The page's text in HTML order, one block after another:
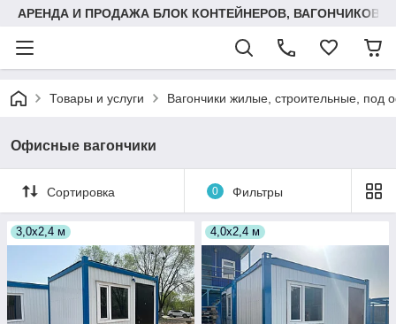
АРЕНДА И ПРОДАЖА БЛОК КОНТЕЙНЕРОВ, ВАГОНЧИКОВ,
Товары и услуги Вагончики жилые, строительные, под
Офисные вагончики
Сортировка 0 Фильтры
3,0х2,4 м 4,0х2,4 м